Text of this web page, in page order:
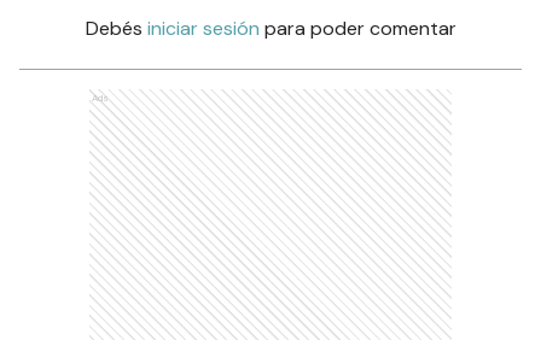
Debés iniciar sesión para poder comentar
Ads